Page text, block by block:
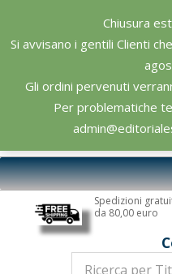
Chiusura
Si avvisano i gentili Clienti
Gli ordini pervenuti
Per problematiche
content
Editoriale
Scientifica
Primary
Navigation
Spedizioni
da 80,00 euro